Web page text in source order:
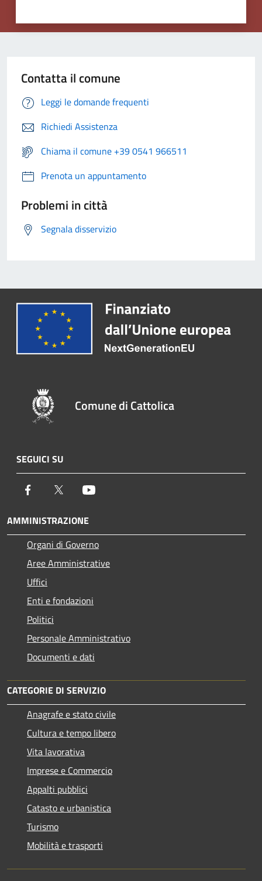
Contatta il comune
Leggi le domande frequenti
Richiedi Assistenza
Chiama il comune +39 0541 966511
Prenota un appuntamento
Problemi in città
Segnala disservizio
Comune di Cattolica
SEGUICI SU
Facebook Twitter
AMMINISTRAZIONE
Organi di Governo
Aree Amministrative
Uffici
Enti e fondazioni
Politici
Personale Amministrativo
Documenti e dati
CATEGORIE DI SERVIZIO
Anagrafe e stato civile
Cultura e tempo libero
Vita lavorativa
Imprese e Commercio
Appalti pubblici
Catasto e urbanistica
Turismo
Mobilità e trasporti